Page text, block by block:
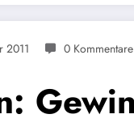
2011 0 Kommentare